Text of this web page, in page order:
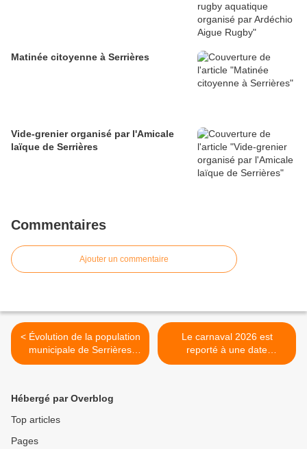
Matinée citoyenne à Serrières
Vide-grenier organisé par l'Amicale
laïque de Serrières
Commentaires
Ajouter un commentaire
< Évolution de la population
municipale de Serrières
entre 2006 et 2023
Le carnaval 2026 est
reporté à une date
ultérieure >
Hébergé par Overblog
Top articles
Pages